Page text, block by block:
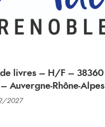
de livres – H/F – 38360
Auvergne-Rhône-Alpes
2027